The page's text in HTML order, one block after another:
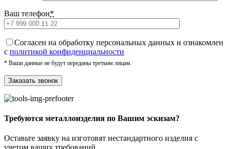
Ваш телефон*
Cогласен на обработку персональных данных и ознакомлен
с политикой конфиденциальности
* Ваши данные не будут переданы третьим лицам.
Требуются металлоизделия по Вашим эскизам?
Оставьте заявку на изготовят нестандартного изделия с
учетом ваших требований.